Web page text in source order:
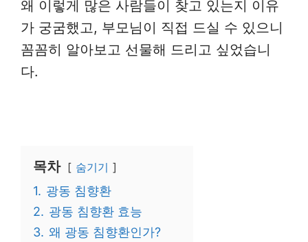
왜 이렇게 많은 사람들이 찾고 있는지 이유
가 궁굼했고, 부모님이 직접 드실 수 있으니
꼼꼼히 알아보고 선물해 드리고 싶었습니
다.
목차 숨기기
1. 광동 침향환
2. 광동 침향환 효능
3. 왜 광동 침향환인가?